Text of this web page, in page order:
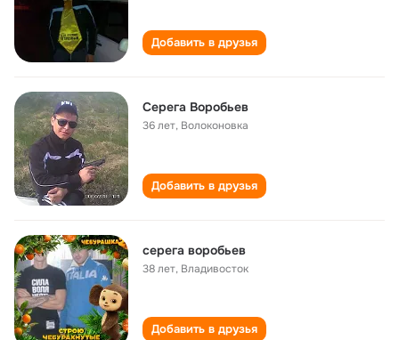
Добавить в друзья
Серега Воробьев
36 лет, Волоконовка
Добавить в друзья
серега воробьев
38 лет, Владивосток
Добавить в друзья